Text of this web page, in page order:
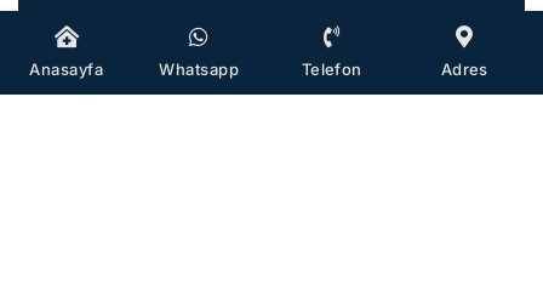
İstanbul’da özel muayenehanesini açmıştır.
2021 yılında doçent ünvanını almıştır.
Anasayfa Whatsapp Telefon Adres